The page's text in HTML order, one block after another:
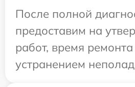
После полной
предоставим на
работ, время
устранением